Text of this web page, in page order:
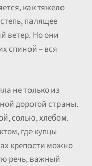
как тяжело
палящее
ветер. Но они
спиной – вся
не только из
дорогой страны.
солью, хлебом.
где купцы
крепости можно
речь, важный